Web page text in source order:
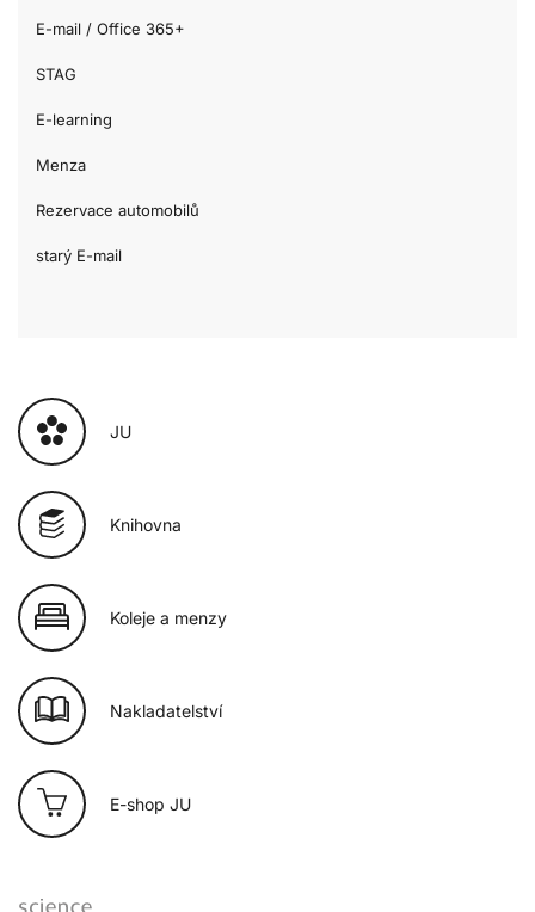
E-mail / Office 365+
STAG
E-learning
Menza
Rezervace automobilů
starý E-mail
JU
Knihovna
Koleje a menzy
Nakladatelství
E-shop JU